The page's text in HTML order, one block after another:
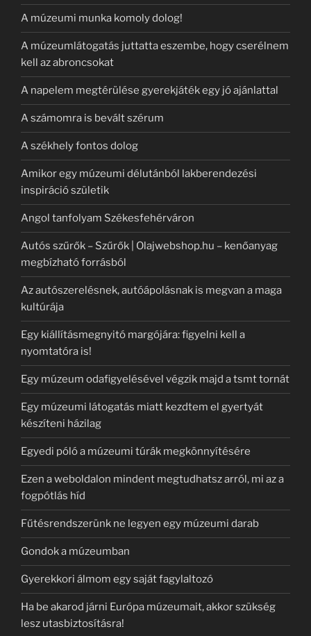
A múzeumi munka komoly dolog!
A múzeumlátogatás juttatta eszembe, hogy cserélnem
kell az abroncsokat
A napelem megtérülése gyerekjáték egy jó ajánlattal
A számomra is bevált szérum
A székhely fontos dolog
Amikor egy múzeumi délutánból lakberendezési
inspiráció születik
Angol tanfolyam Székesfehérváron
Autós szűrők – Szűrők | Olajwebshop.hu – kenőanyag
megbízható forrásból
Az autószerelésnek, autóápolásnak is megvan a maga
kultúrája
Egy kiállításmegnyitó margójára: figyelni kell a
nyomtatóra is!
Egy múzeum odafigyelésével végzik majd a tsmt tornát
Egy múzeumi látogatás miatt kezdtem el gyertyát
készíteni házilag
Egyedi póló a múzeumi túrák megkönnyítésére
Ezen a weboldalon mindent megtudhatsz arról, mi az a
fogpótlás híd
Fűtésrendszerünk ne legyen egy múzeumi darab
Gondok a múzeumban
Gyerekkori álmom egy saját fagylaltozó
Ha be akarod járni Európa múzeumait, akkor szükség
lesz utasbiztosításra!